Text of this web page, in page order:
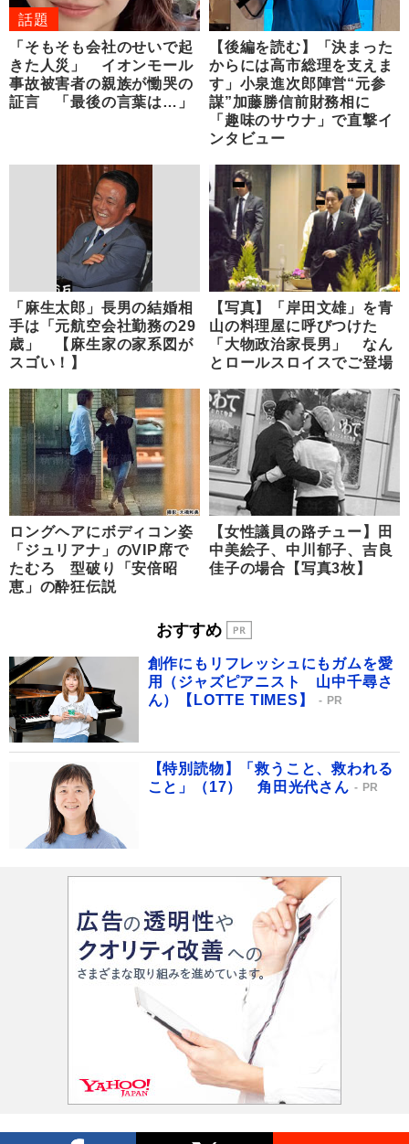
話題
「そもそも会社のせいで起
きた人災」 イオンモール
事故被害者の親族が慟哭の
証言 「最後の言葉は…」
【後編を読む】「決まった
からには高市総理を支えま
す」小泉進次郎陣営“元参
謀”加藤勝信前財務相に
「趣味のサウナ」で直撃イ
ンタビュー
「麻生太郎」長男の結婚相
手は「元航空会社勤務の29
歳」 【麻生家の家系図が
スゴい！】
【写真】「岸田文雄」を青
山の料理屋に呼びつけた
「大物政治家長男」 なん
とロールスロイスでご登場
ロングヘアにボディコン姿
「ジュリアナ」のVIP席で
たむろ 型破り「安倍昭
恵」の酔狂伝説
【女性議員の路チュー】田
中美絵子、中川郁子、吉良
佳子の場合【写真3枚】
おすすめ
創作にもリフレッシュにもガムを愛
用（ジャズピアニスト 山中千尋さ
ん）【LOTTE TIMES】
PR
【特別読物】「救うこと、救われる
こと」（17） 角田光代さん
PR